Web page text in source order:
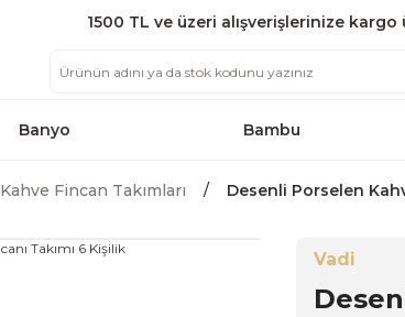
1500 TL ve üzeri alışverişlerinize kargo
Banyo Bambu
Kahve Fincan Takımları Desenli Porselen
Vadi